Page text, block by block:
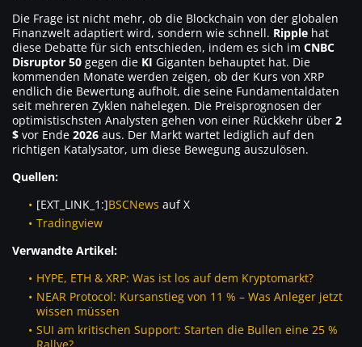
Die Frage ist nicht mehr, ob die Blockchain von der globalen
Finanzwelt adaptiert wird, sondern wie schnell. Ripple hat
diese Debatte für sich entschieden, indem es sich im CNBC
Disruptor 50 gegen die KI Giganten behauptet hat. Die
kommenden Monate werden zeigen, ob der Kurs von XRP
endlich die Bewertung aufholt, die seine Fundamentaldaten
seit mehreren Zyklen nahelegen. Die Preisprognosen der
optimistischsten Analysten gehen von einer Rückkehr über 2
$ vor Ende 2026 aus. Der Markt wartet lediglich auf den
richtigen Katalysator, um diese Bewegung auszulösen.
Quellen:
[EXT_LINK_1:]BSCNews auf X
Tradingview
Verwandte Artikel:
HYPE, ETH & XRP: Was ist los auf dem Kryptomarkt?
NEAR Protocol: Kursanstieg von 11 % – Was Anleger jetzt
wissen müssen
SUI am kritischen Support: Starten die Bullen eine 25 %